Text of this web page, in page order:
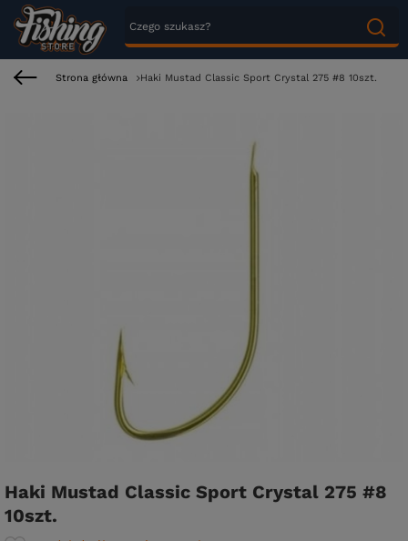
Strona główna Haki Mustad Classic Sport Crystal 275 #8 10szt.
Haki Mustad Classic Sport Crystal 275 #8
10szt.